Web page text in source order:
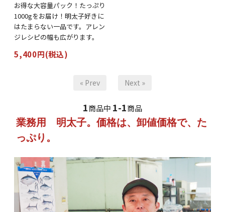
お得な大容量パック！たっぷり
1000gをお届け！明太子好きに
はたまらない一品です。アレン
ジレシピの幅も広がります。
5,400円(税込)
« Prev Next »
1商品中 1-1商品
業務用 明太子。価格は、卸値価格で、た
っぷり。